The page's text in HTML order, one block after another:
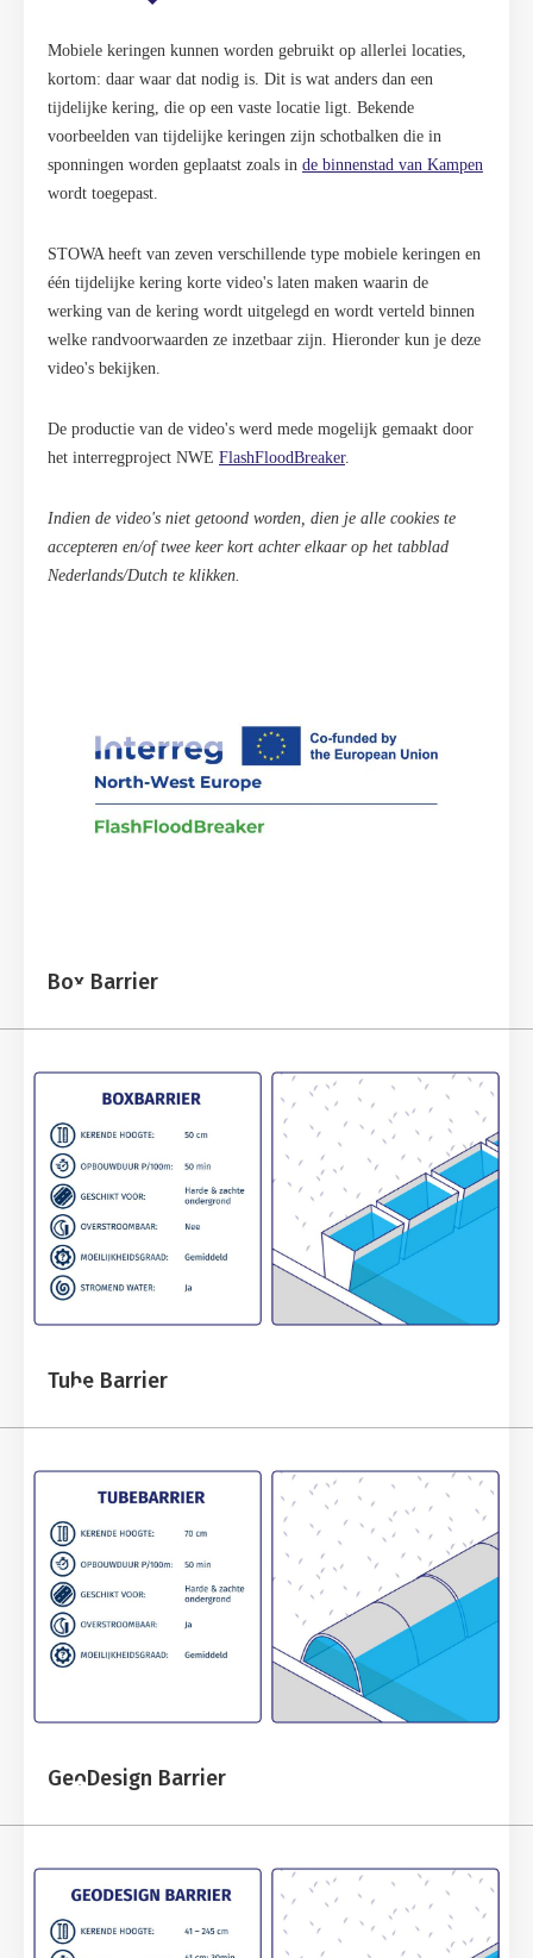
Mobiele keringen kunnen worden gebruikt op allerlei locaties,
kortom: daar waar dat nodig is. Dit is wat anders dan een
tijdelijke kering, die op een vaste locatie ligt. Bekende
voorbeelden van tijdelijke keringen zijn schotbalken die in
sponningen worden geplaatst zoals in de binnenstad van Kampen
wordt toegepast.
STOWA heeft van zeven verschillende type mobiele keringen en
één tijdelijke kering korte video's laten maken waarin de
werking van de kering wordt uitgelegd en wordt verteld binnen
welke randvoorwaarden ze inzetbaar zijn. Hieronder kun je deze
video's bekijken.
De productie van de video's werd mede mogelijk gemaakt door
het interregproject NWE FlashFloodBreaker.
Indien de video's niet getoond worden, dien je alle cookies te
accepteren en/of twee keer kort achter elkaar op het tabblad
Nederlands/Dutch te klikken.
Box Barrier
Tube Barrier
GeoDesign Barrier